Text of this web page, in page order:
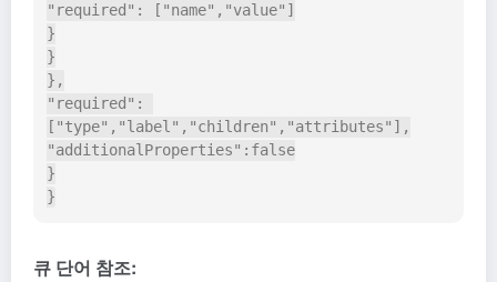
"required": ["name","value"]
}
}
},
"required":
["type","label","children","attributes"],
"additionalProperties":false
}
큐 단어 참조: